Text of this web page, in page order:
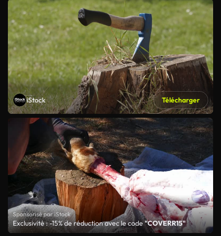
iStock Télécharger
Sponsorisé par iStock
Exclusivité : -15% de réduction avec le code"COVERR15"